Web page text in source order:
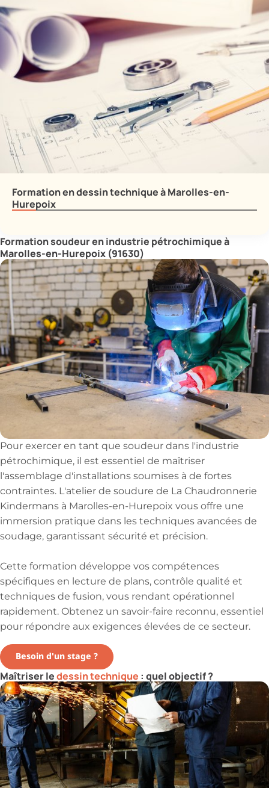
Formation en dessin technique à Marolles-en-
Hurepoix
Formation soudeur en industrie pétrochimique à
Marolles-en-Hurepoix (91630)
Pour exercer en tant que soudeur dans l'industrie
pétrochimique, il est essentiel de maîtriser
l'assemblage d'installations soumises à de fortes
contraintes. L'atelier de soudure de La Chaudronnerie
Kindermans à Marolles-en-Hurepoix vous offre une
immersion pratique dans les techniques avancées de
soudage, garantissant sécurité et précision.
Cette formation développe vos compétences
spécifiques en lecture de plans, contrôle qualité et
techniques de fusion, vous rendant opérationnel
rapidement. Obtenez un savoir-faire reconnu, essentiel
pour répondre aux exigences élevées de ce secteur.
Besoin d'un stage ?
Maîtriser ledessin technique : quel objectif ?